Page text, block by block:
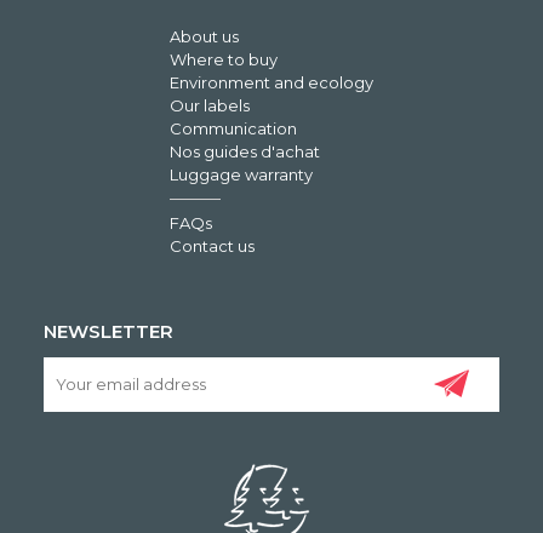
About us
Where to buy
Environment and ecology
Our labels
Communication
Nos guides d'achat
Luggage warranty
FAQs
Contact us
NEWSLETTER